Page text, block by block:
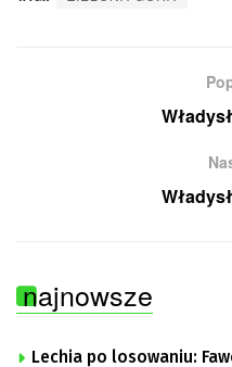
najnowsze
Lechia po losowaniu: